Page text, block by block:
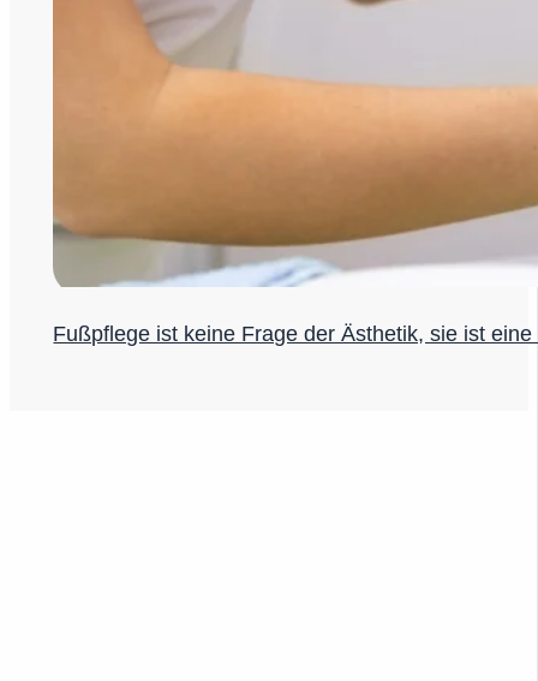
Fußpflege ist keine Frage der Ästhetik, sie ist